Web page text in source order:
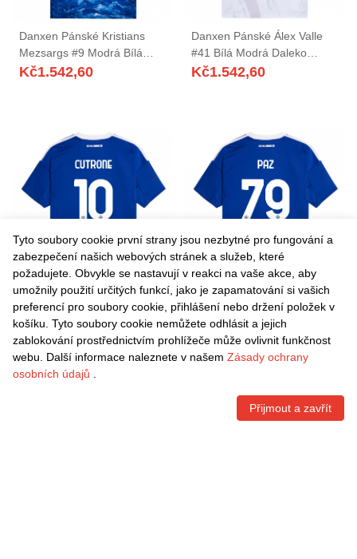
Danxen Pánské Kristians
Mezsargs #9 Modrá Bílá
Domů Hráčské Dresy
Kč1.542,60
Danxen Pánské Álex Valle
#41 Bílá Modrá Daleko
Hráčské Dresy 2025/26 Dres
Kč1.542,60
Danxen Pánské Patrick
Cutrone #10 Modrá Bílá
Domů Hráčské Dresy
2025/26 Dres
Kč1.542,60
Danxen Pánské Nico Paz
#79 Modrá Bílá Domů
Hráčské Dresy 2025/26 Dres
Kč1.542,60
Tyto soubory cookie první strany jsou nezbytné pro fungování a
zabezpečení našich webových stránek a služeb, které
požadujete. Obvykle se nastavují v reakci na vaše akce, aby
umožnily použití určitých funkcí, jako je zapamatování si vašich
preferencí pro soubory cookie, přihlášení nebo držení položek v
košíku. Tyto soubory cookie nemůžete odhlásit a jejich
zablokování prostřednictvím prohlížeče může ovlivnit funkčnost
webu. Další informace naleznete v našem Zásady ochrany
osobních údajů
Přijmout a zavřít